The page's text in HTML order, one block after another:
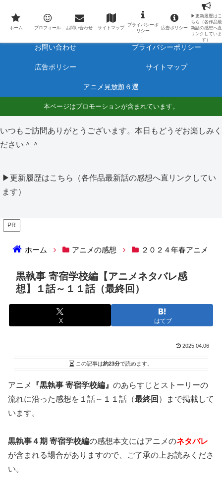
最新アニメのあらすじと感想をネタバレ有りで毎日更新しています。
ホーム プロフィール
お問い合わせ プライバシーポリシー
広告ポリシー サイトマップ
アニメ見放題６選
本ページはプロモーションが含まれています。
いつもご訪問ありがとうございます。本日もどうぞお楽しみく
ださい＾＾
▶更新履歴はこちら（各作品最新話の感想へ直リンクしてい
ます）
PR
ホーム アニメの感想 ２０２４年春アニメ
黒執事 寄宿学校編【アニメネタバレ感
想】１話～１１話（最終回）
X はてブ
2025.04.06
この記事は約23分で読めます。
アニメ 『黒執事 寄宿学校編』 のあらすじとストーリーの
流れに沿った感想を１話～１１話（最終回 ）まで掲載して
います。
黒執事４期 寄宿学校編の感想本文にはアニメのネタバレ
が含まれる場合がありますので、ご了承の上お読みくださ
い。
ホーム プロフィール お問い合わせ サイトマップ
プライバシーポ
リシー
広告ポリシー
▶更新履歴はこ
ちら（各作品最
新話の感想へ直
リンクしていま
す）